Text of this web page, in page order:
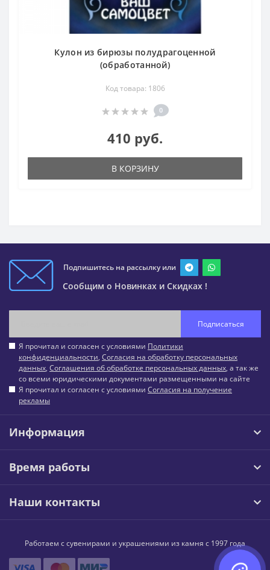
Кулон из бирюзы полудрагоценной
(обработанной)
Код товара: 1806
0
410 руб.
В КОРЗИНУ
Подпишитесь на рассылку или
Сообщим о Новинках и Скидках !
Подписаться
Я прочитал и согласен с условиями Политики
конфиденциальности, Согласия на обработку персональных
данных, Соглашения об обработке персональных данных, а так же
со всеми юридическими документами размещенными на сайте
Я прочитал и согласен с условиями Согласия на получение
рекламы
Информация
Время работы
Наши контакты
Работаем с сувенирами и украшениями из камня с 1997 года